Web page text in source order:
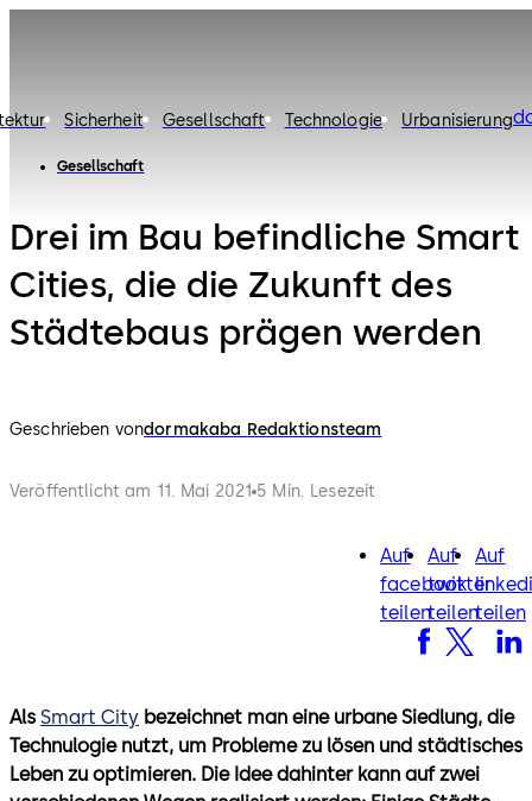
Sicherheit Gesellschaft Technologie Urbanisierung
Gesellschaft
Drei im Bau befindliche Smart
Cities, die die Zukunft des
Städtebaus prägen werden
Geschrieben vondormakaba Redaktionsteam
Veröffentlicht am 11. Mai 2021 5 Min. Lesezeit
Auf
facebook
teilen
facebook
Auf
twitter
teilen
twitter
Auf
teilen
Als Smart City bezeichnet man eine urbane Siedlung, die
Technulogie nutzt, um Probleme zu lösen und städtisches
Leben zu optimieren. Die Idee dahinter kann auf zwei